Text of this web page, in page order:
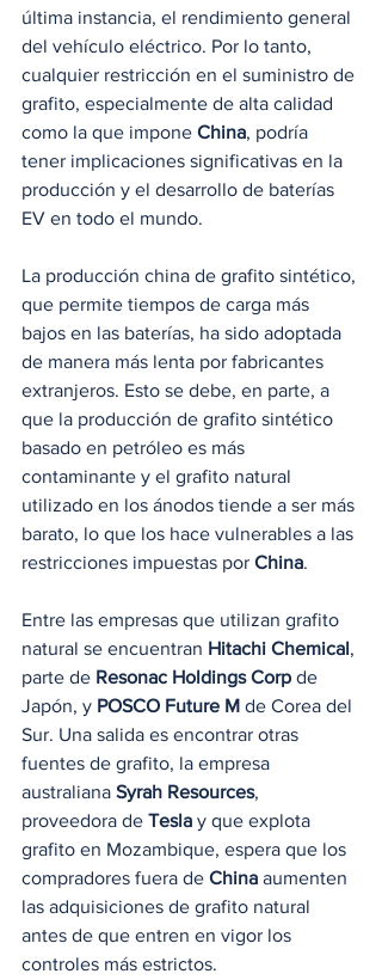
última instancia, el rendimiento general
del vehículo eléctrico. Por lo tanto,
cualquier restricción en el suministro de
grafito, especialmente de alta calidad
como la que impone China, podría
tener implicaciones significativas en la
producción y el desarrollo de baterías
EV en todo el mundo.
La producción china de grafito sintético,
que permite tiempos de carga más
bajos en las baterías, ha sido adoptada
de manera más lenta por fabricantes
extranjeros. Esto se debe, en parte, a
que la producción de grafito sintético
basado en petróleo es más
contaminante y el grafito natural
utilizado en los ánodos tiende a ser más
barato, lo que los hace vulnerables a las
restricciones impuestas por China.
Entre las empresas que utilizan grafito
natural se encuentran Hitachi Chemical,
parte de Resonac Holdings Corp de
Japón, y POSCO Future M de Corea del
Sur. Una salida es encontrar otras
fuentes de grafito, la empresa
australiana Syrah Resources,
proveedora de Tesla y que explota
grafito en Mozambique, espera que los
compradores fuera de China aumenten
las adquisiciones de grafito natural
antes de que entren en vigor los
controles más estrictos.